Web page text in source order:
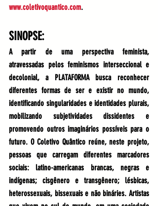
www.coletivoquantico.com.
SINOPSE:
A partir de uma perspectiva feminista,
atravessadas pelos feminismos interseccional e
decolonial, a PLATAFORMA busca reconhecer
diferentes formas de ser e existir no mundo,
identificando singularidades e identidades plurais,
mobilizando subjetividades dissidentes e
promovendo outros imaginários possíveis para o
futuro. O Coletivo Quântico reúne, neste projeto,
pessoas que carregam diferentes marcadores
sociais: latino-americanas brancas, negras e
indígenas; cisgênero e transgênero; lésbicas,
heterossexuais, bissexuais e não bináries. Artistas